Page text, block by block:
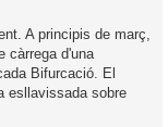
A principis de març,
càrrega d'una
Bifurcació. El
esllavissada sobre